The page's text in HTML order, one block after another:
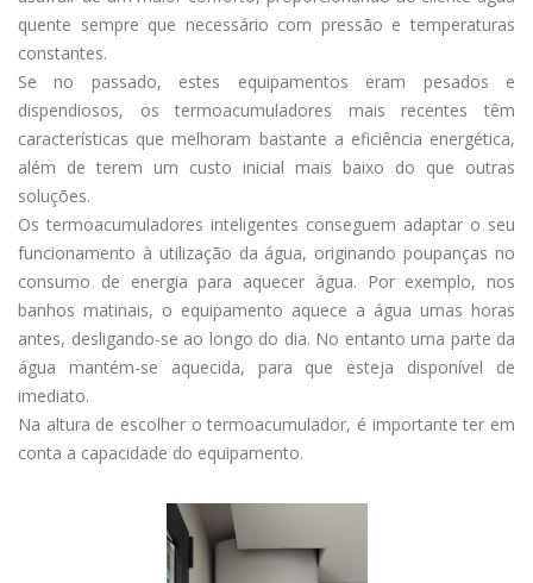
quente sempre que necessário com pressão e temperaturas
constantes.
Se no passado, estes equipamentos eram pesados e
dispendiosos, os termoacumuladores mais recentes têm
características que melhoram bastante a eficiência energética,
além de terem um custo inicial mais baixo do que outras
soluções.
Os termoacumuladores inteligentes conseguem adaptar o seu
funcionamento à utilização da água, originando poupanças no
consumo de energia para aquecer água. Por exemplo, nos
banhos matinais, o equipamento aquece a água umas horas
antes, desligando-se ao longo do dia. No entanto uma parte da
água mantém-se aquecida, para que esteja disponível de
imediato.
Na altura de escolher o termoacumulador, é importante ter em
conta a capacidade do equipamento.